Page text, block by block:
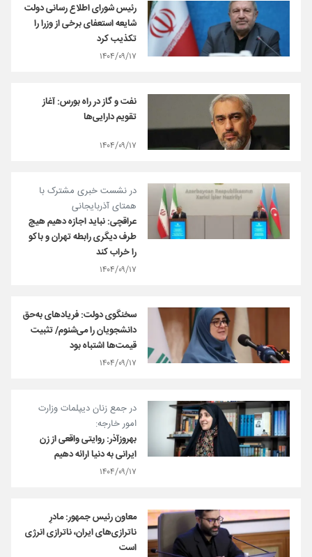
رئیس شورای اطلاع رسانی دولت
شایعه استعفای برخی از وزرا را
تکذیب کرد
۱۴۰۴/۰۹/۱۷
نفت و گاز در راه بورس: آغاز
تقویم دارایی‌ها
۱۴۰۴/۰۹/۱۷
در نشست خبری مشترک با
همتای آذربایجانی
عراقچی: نباید اجازه دهیم هیچ
طرف دیگری رابطه تهران و باکو
را خراب کند
۱۴۰۴/۰۹/۱۷
سخنگوی دولت: فریادهای به‌حق
دانشجویان را می‌شنوم/ تثبیت
قیمت‌ها اشتباه بود
۱۴۰۴/۰۹/۱۷
در جمع زنان دیپلمات وزارت
امور خارجه:
بهروزآذر: روایتی واقعی از زن
ایرانی به دنیا ارائه دهیم
۱۴۰۴/۰۹/۱۷
معاون رئیس جمهور: مادرِ
ناترازی‌های ایران، ناترازی انرژی
است